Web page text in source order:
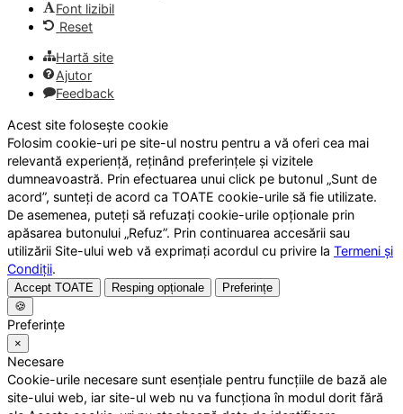
Font lizibil
Reset
Hartă site
Ajutor
Feedback
Acest site folosește cookie
Folosim cookie-uri pe site-ul nostru pentru a vă oferi cea mai
relevantă experiență, reținând preferințele și vizitele
dumneavoastră. Prin efectuarea unui click pe butonul „Sunt de
acord”, sunteți de acord ca TOATE cookie-urile să fie utilizate.
De asemenea, puteți să refuzați cookie-urile opționale prin
apăsarea butonului „Refuz”. Prin continuarea accesării sau
utilizării Site-ului web vă exprimați acordul cu privire la Termeni și
Condiții.
Accept TOATE Resping opționale
Preferințe
🍪
Preferințe
×
Necesare
Cookie-urile necesare sunt esențiale pentru funcțiile de bază ale
site-ului web, iar site-ul web nu va funcționa în modul dorit fără